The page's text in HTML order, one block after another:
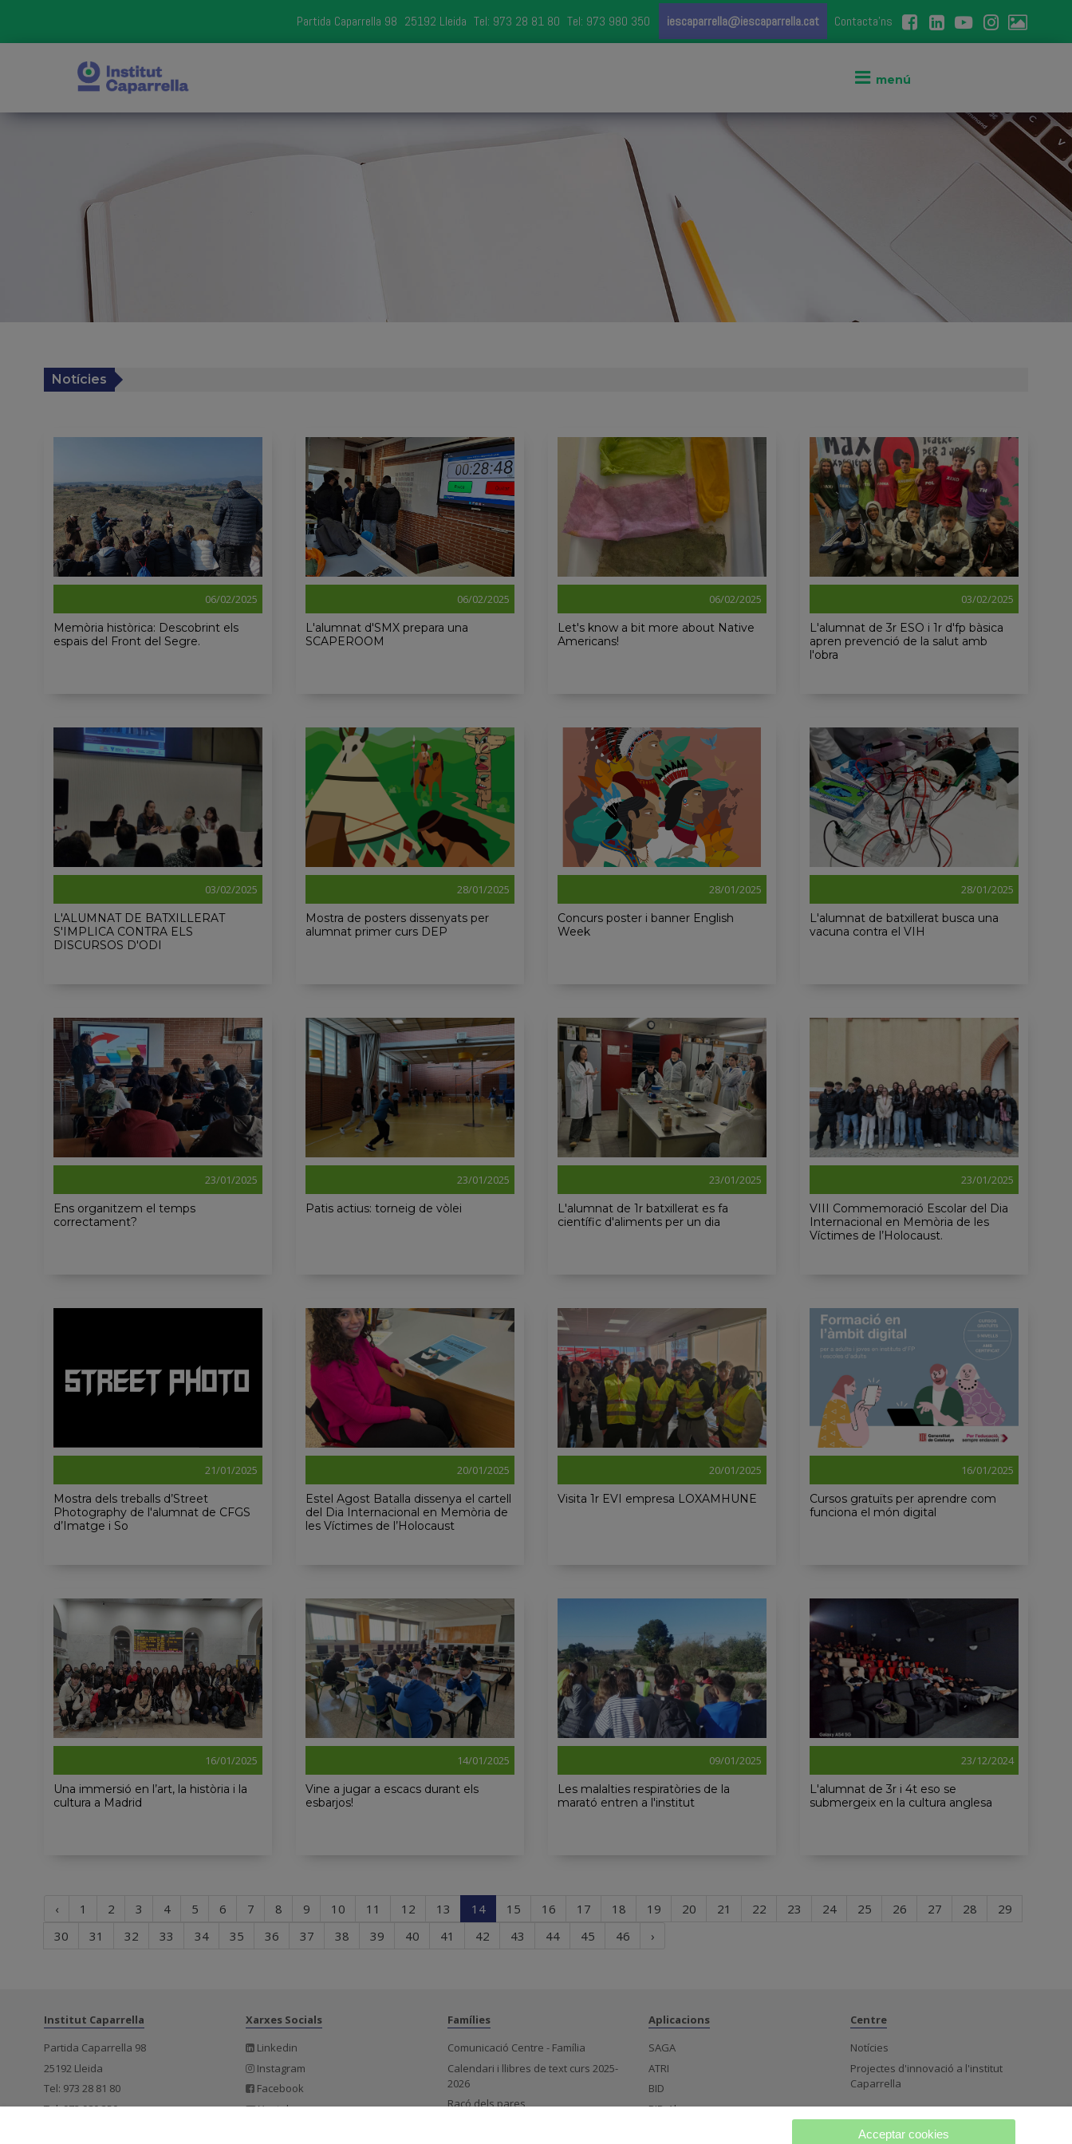
Partida Caparrella 98 25192 Lleida Tel: 973 28 81 80 Tel: 973 980 350 iescaparrella@iescaparrella.cat Contacta'ns
Notícies
06/02/2025
Memòria històrica: Descobrint els
espais del Front del Segre.
06/02/2025
L'alumnat d'SMX prepara una
SCAPEROOM
06/02/2025
Let's know a bit more about Native
Americans!
03/02/2025
L'alumnat de 3r ESO i 1r d'fp bàsica
apren prevenció de la salut amb
l'obra
03/02/2025
L'ALUMNAT DE BATXILLERAT
S'IMPLICA CONTRA ELS
DISCURSOS D'ODI
28/01/2025
Mostra de posters dissenyats per
alumnat primer curs DEP
28/01/2025
Concurs poster i banner English
Week
28/01/2025
L'alumnat de batxillerat busca una
vacuna contra el VIH
23/01/2025
Ens organitzem el temps
correctament?
23/01/2025
Patis actius: torneig de vòlei
23/01/2025
L'alumnat de 1r batxillerat es fa
científic d'aliments per un dia
23/01/2025
VIII Commemoració Escolar del Dia
Internacional en Memòria de les
Víctimes de l’Holocaust.
21/01/2025
Mostra dels treballs d’Street
Photography de l'alumnat de CFGS
d’Imatge i So
20/01/2025
Estel Agost Batalla dissenya el cartell
del Dia Internacional en Memòria de
les Víctimes de l’Holocaust
20/01/2025
Visita 1r EVI empresa LOXAMHUNE
16/01/2025
Cursos gratuïts per aprendre com
funciona el món digital
16/01/2025
Una immersió en l’art, la història i la
cultura a Madrid
14/01/2025
Vine a jugar a escacs durant els
esbarjos!
09/01/2025
Les malalties respiratòries de la
marató entren a l'institut
23/12/2024
L'alumnat de 3r i 4t eso se
submergeix en la cultura anglesa
‹Página
1 2 3 4 5 6 7 8 9 10 11 12 13 14(current)
15 16 17 18 19 20 21 22 23 24 25 26 27 28
29
30
31 32 33 34 35 36 37 38 39 40 41 42 43 44 45 46 ›Próxima
Institut Caparrella
Partida Caparrella 98
25192 Lleida
Tel: 973 28 81 80
Tel: 973 980 350
Xarxes Socials
Linkedin
Instagram
Facebook
Youtube
Famílies
Comunicació Centre - Família
Calendari i llibres de text curs 2025-
2026
Racó dels pares
Aplicacions
SAGA
ATRI
BID
BID-Alumnes
Centre
Notícies
Projectes d'innovació a l'institut
Caparrella
Acceptar cookies